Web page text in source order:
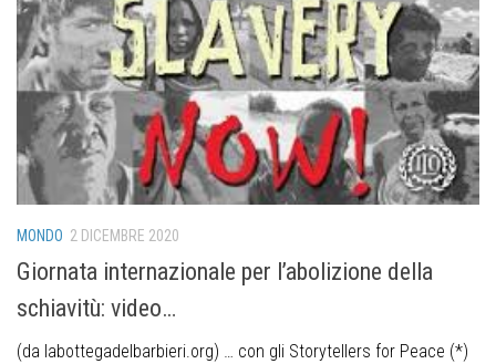
MONDO 2 DICEMBRE 2020
Giornata internazionale per l’abolizione della
schiavitù: video…
(da labottegadelbarbieri.org) … con gli Storytellers for Peace (*)